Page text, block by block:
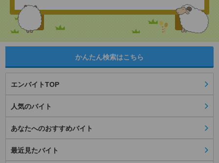
かんたん検索はこちら
エンバイトTOP
人気のバイト
あなたへのおすすめバイト
最近見たバイト